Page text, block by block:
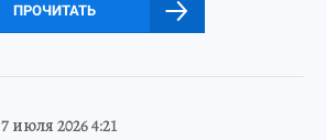
ПРОЧИТАТЬ
7 июля 2026 4:21